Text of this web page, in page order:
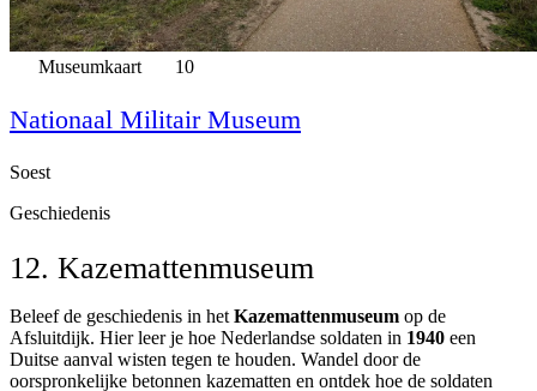
Museumkaart 10
Nationaal Militair Museum
Soest
Geschiedenis
12. Kazemattenmuseum
Beleef de geschiedenis in het Kazemattenmuseum op de
Afsluitdijk. Hier leer je hoe Nederlandse soldaten in 1940 een
Duitse aanval wisten tegen te houden. Wandel door de
oorspronkelijke betonnen kazematten en ontdek hoe de soldaten